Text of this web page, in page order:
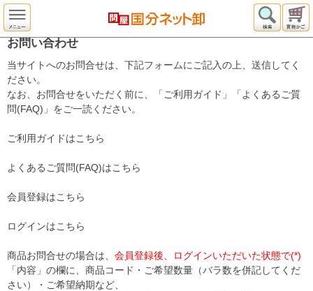
お問い合わせ
当サイトへのお問合せは、下記フォームにご記入の上、送信してく
ださい。
なお、お問合せをいただく前に、「ご利用ガイド」「よくあるご質
問(FAQ)」をご一読ください。
ご利用ガイドはこちら
よくあるご質問(FAQ)はこちら
会員登録はこちら
ログインはこちら
商品お問合せの場合は、 会員登録後、ログインいただいた状態で(*)
「内容」の欄に、商品コード・ご希望数量（バラ数を併記してくだ
さい）・ご希望納期など、